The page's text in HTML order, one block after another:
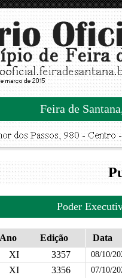
Feira de
Poder
Edição
Data
XI
3357 08/10/
XI 3356 07/10/